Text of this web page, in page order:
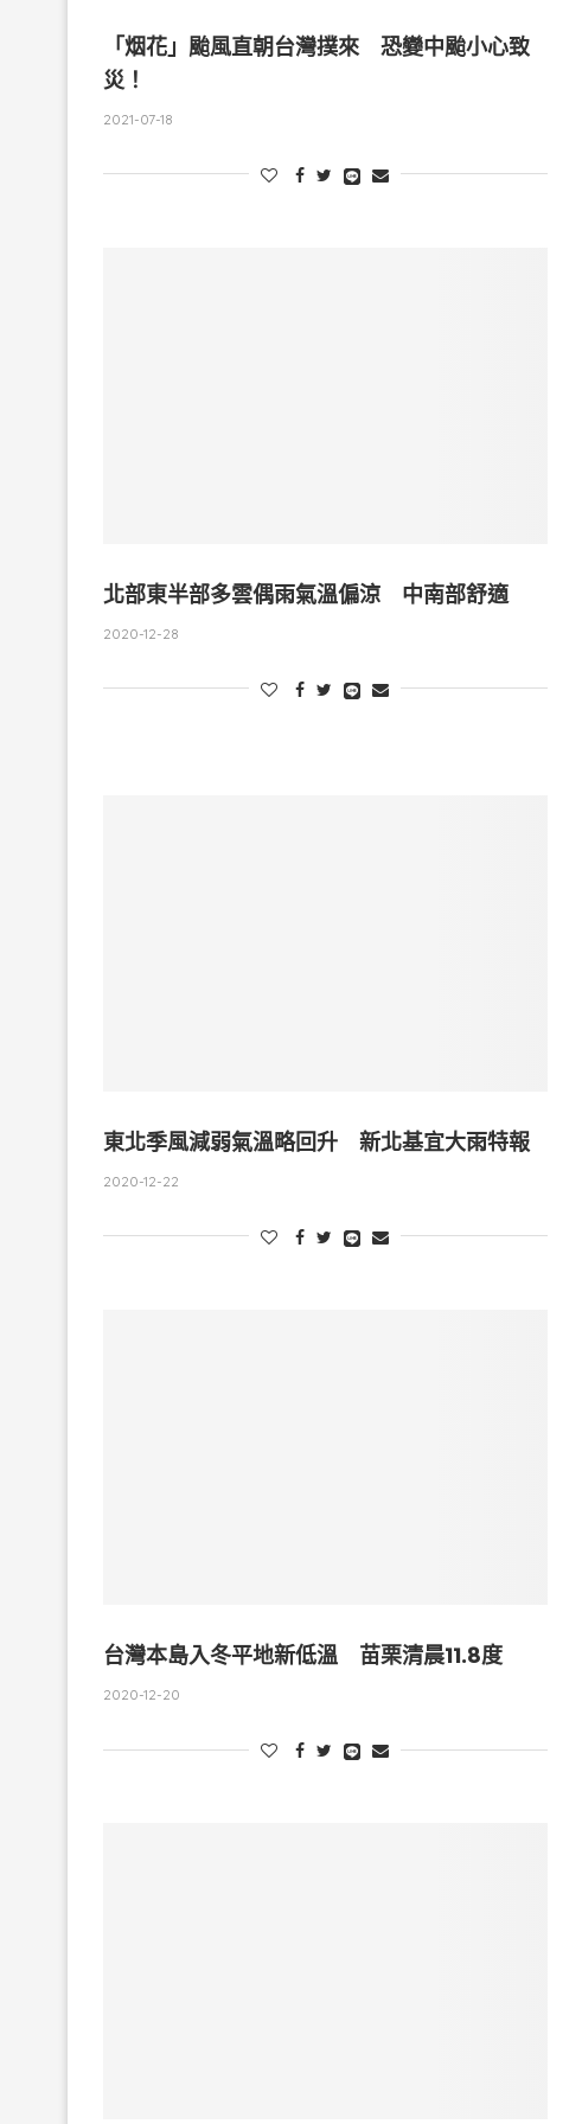
「烟花」颱風直朝台灣撲來 恐變中颱小心致
災！
2021-07-18
北部東半部多雲偶雨氣溫偏涼 中南部舒適
2020-12-28
東北季風減弱氣溫略回升 新北基宜大雨特報
2020-12-22
台灣本島入冬平地新低溫 苗栗清晨11.8度
2020-12-20